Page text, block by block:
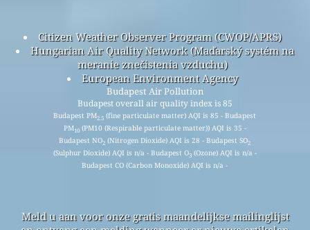
Citizen Weather Observer Program (CWOP/APRS)
Hungarian Air Quality Network (Maďarský systém na
meranie znečistenia vzduchu)
European Environment Agency
Budapest Air Pollution
Budapest overall air quality index is 85
Budapest PM2.5 (fine particulate matter) AQI is 85 - Budapest
PM10(PM10 (Respirable particulate matter)) AQI is 35 -
Budapest NO2 (Nitrogen Dioxide) AQI is 28 - Budapest SO2
(Sulphur Dioxide) AQI is n/a - Budapest O3(Ozone) AQI is n/a -
Budapest CO (Carbon Monoxide) AQI is n/a -
Meld u aan voor onze gratis maandelijkse mailinglijst